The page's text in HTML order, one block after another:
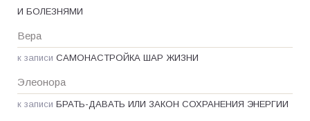
И БОЛЕЗНЯМИ
Вера
к записи САМОНАСТРОЙКА ШАР ЖИЗНИ
Элеонора
к записи БРАТЬ-ДАВАТЬ ИЛИ ЗАКОН СОХРАНЕНИЯ ЭНЕРГИИ